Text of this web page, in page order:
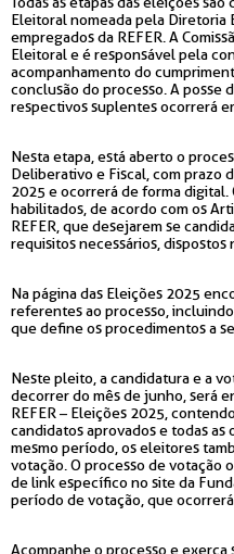
Eleitoral nomeada pela Diretoria
empregados da REFER. A
Eleitoral e é responsável pela
acompanhamento do
conclusão do processo. A posse
respectivos suplentes ocorrerá
Nesta etapa, está aberto o
Deliberativo e Fiscal, com prazo
2025 e ocorrerá de forma digital.
habilitados, de acordo com os
REFER, que desejarem se
requisitos necessários,
Na página das Eleições 2025
referentes ao processo,
que define os procedimentos a
Neste pleito, a candidatura e a
decorrer do mês de junho, será
REFER – Eleições 2025,
candidatos aprovados e todas
mesmo período, os eleitores
votação. O processo de votação
de link específico no site da
período de votação, que
Acompanhe o processo e